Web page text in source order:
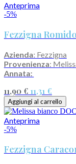
Anteprima
-5%
Fezzigna
Azienda: Fezzigna
Provenienza:
Annata:
11,90 € 11,31 €
Aggiungi al carrello
Anteprima
-5%
Fezzigna